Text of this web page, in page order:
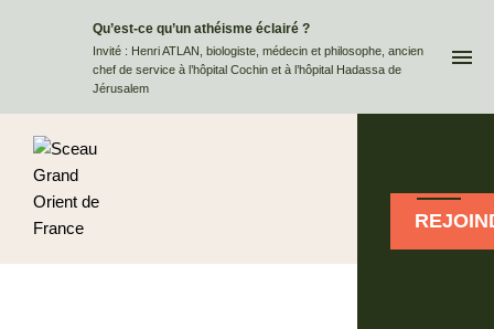
Qu’est-ce qu’un athéisme éclairé ?
Invité : Henri ATLAN, biologiste, médecin et philosophe, ancien
chef de service à l’hôpital Cochin et à l’hôpital Hadassa de
Jérusalem